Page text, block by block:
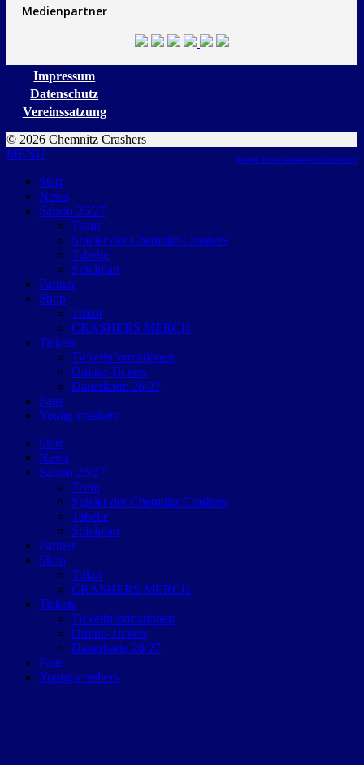
Medienpartner
Impressum
Datenschutz
Vereinssatzung
© 2026 Chemnitz Crashers
design: future werbeagentur chemnitz
MENU
Start
News
Saison 26/27
Team
Spieler der Chemnitz Crashers
Tabelle
Spielplan
Partner
Shop
Trikot
CRASHERS MERCH
Tickets
Ticketinformationen
Online-Tickets
Dauerkarte 26/27
Fans
Young-crashers
Start
News
Saison 26/27
Team
Spieler der Chemnitz Crashers
Tabelle
Spielplan
Partner
Shop
Trikot
CRASHERS MERCH
Tickets
Ticketinformationen
Online-Tickets
Dauerkarte 26/27
Fans
Young-crashers